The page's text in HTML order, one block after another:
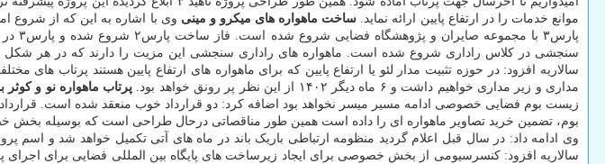
موانع خدمات را در ارتفاع پایین ارائه نماید. ساخت ماهواره های میکرو و مینی
سنجشی در کلاس راداری شروع شده است. ماهواره های راداری سنجشی این مزیت را دارند که در هر
سالاریه افزود: در حوزه تثبیت مدار لئو یا ارتفاع پایین که برای ماهواره های ارتفاع پایین هستند پرتاب
مداری و زیر مداری خواهیم داشت و ۶ ماه دیگر ۱۴۰۲ از این نظر پر رونق خواهد بود.
پرتاب ماهواره نو و
زیست بوم فضایی خصوصی ادامه مسیر میسر نخواهد بود اضافه کرد: دو قرارداد خوب منعقد شده است.
وی ادامه داد: در سال قبل اعلام گردید منظومه ارتباطی باریک باند در ماه های آتی تکمیل خواهد شد و اسم
سالاریه افزود: کنسرسیومی از بخش خصوصی برای ایجاد زیرساخت های پایگاه بین المللی فضایی برای